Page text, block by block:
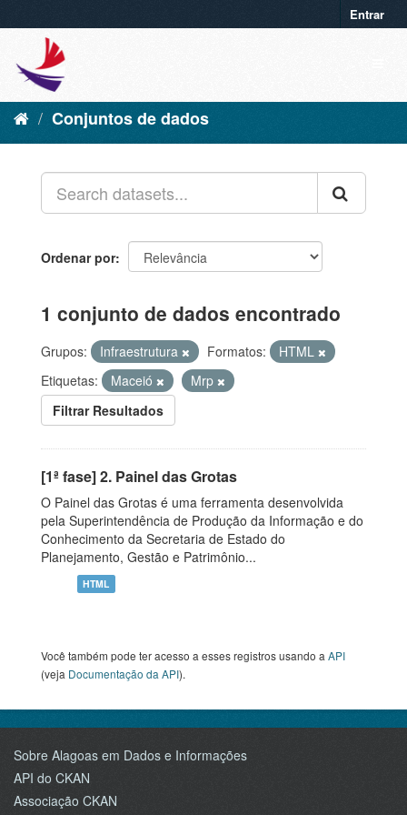
Entrar
Conjuntos de dados
Ordenar por
1 conjunto de dados encontrado
Grupos: Infraestrutura Formatos:
HTML
Etiquetas:
Maceió
Mrp
Filtrar Resultados
[1ª fase] 2. Painel das Grotas
O Painel das Grotas é uma ferramenta desenvolvida
pela Superintendência de Produção da Informação e do
Conhecimento da Secretaria de Estado do
Planejamento, Gestão e Patrimônio...
HTML
Você também pode ter acesso a esses registros usando a API
(veja Documentação da API).
Sobre Alagoas em Dados e Informações
API do CKAN
Associação CKAN